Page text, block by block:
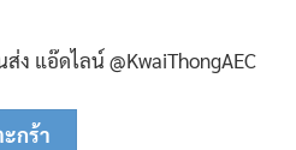
ง แอ๊ดไลน์ @KwaiThongAEC
ชิ้น
กร้า